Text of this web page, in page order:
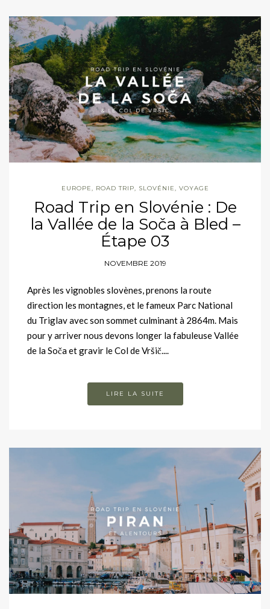
EUROPE ROAD TRIP SLOVÉNIE VOYAGE
Road Trip en Slovénie : De
la Vallée de la Soča à Bled –
Étape 03
NOVEMBRE 2019
Après les vignobles slovènes, prenons la route
direction les montagnes, et le fameux Parc National
du Triglav avec son sommet culminant à 2864m. Mais
pour y arriver nous devons longer la fabuleuse Vallée
de la Soča et gravir le Col de Vršič....
LIRE LA SUITE